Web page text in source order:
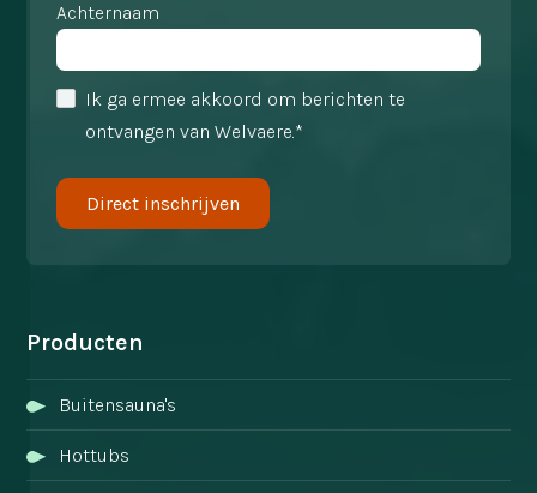
Achternaam
Ik ga ermee akkoord om berichten te
ontvangen van Welvaere.*
Producten
Buitensauna's
Hottubs